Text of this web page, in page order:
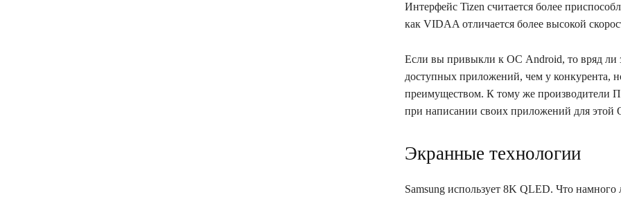
Интерфейс Tizen считается более
как VIDAA отличается более высокой
Если вы привыкли к ОС Android, то вряд ли
доступных приложений, чем у конкурента,
преимуществом. К тому же производители
при написании своих приложений для этой
Экранные технологии
Samsung использует 8K QLED. Что